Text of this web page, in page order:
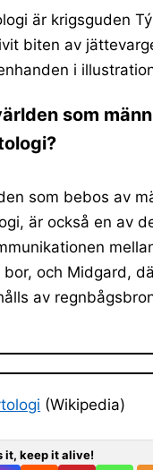
är krigsguden
biten av
i
som
som bebos av
är också en av
och Midgard,
av
(Wikipedia)
it, keep it alive!